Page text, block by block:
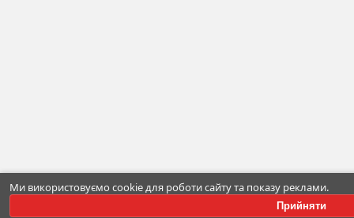
Ми використовуємо cookie для роботи сайту та показу реклами.
Прийняти